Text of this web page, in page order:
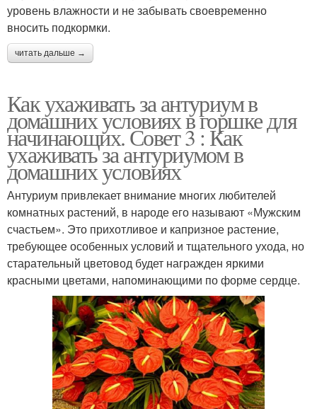
уровень влажности и не забывать своевременно
вносить подкормки.
читать дальше →
Как ухаживать за антуриум в
домашних условиях в горшке для
начинающих. Совет 3 : Как
ухаживать за антуриумом в
домашних условиях
Антуриум привлекает внимание многих любителей
комнатных растений, в народе его называют «Мужским
счастьем». Это прихотливое и капризное растение,
требующее особенных условий и тщательного ухода, но
старательный цветовод будет награжден яркими
красными цветами, напоминающими по форме сердце.